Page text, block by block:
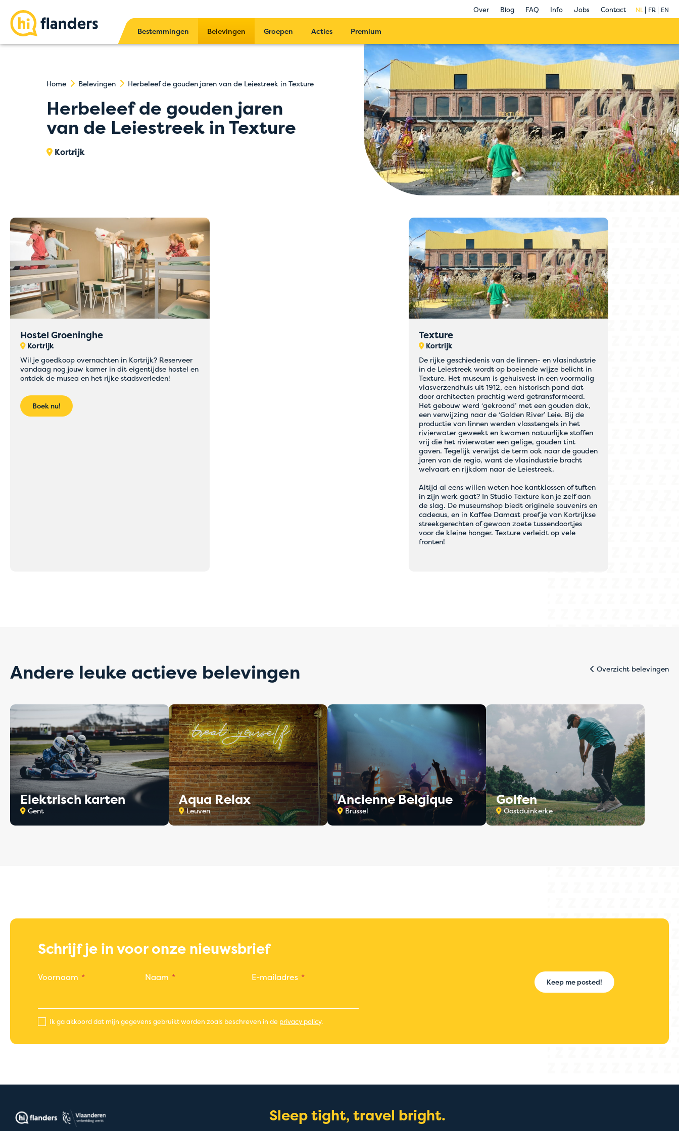
NL FR EN
Over Blog FAQ Info Jobs Contact
Bestemmingen Belevingen Groepen Acties Premium
Home Belevingen Herbeleef de gouden jaren van de Leiestreek in Texture
Herbeleef de gouden jaren
van de Leiestreek in Texture
Kortrijk
Hostel Groeninghe
Kortrijk
Wil je goedkoop overnachten in Kortrijk? Reserveer
vandaag nog jouw kamer in dit eigentijdse hostel en
ontdek de musea en het rijke stadsverleden!
Boek nu!
Texture
Kortrijk
De rijke geschiedenis van de linnen- en vlasindustrie
in de Leiestreek wordt op boeiende wijze belicht in
Texture. Het museum is gehuisvest in een voormalig
vlasverzendhuis uit 1912, een historisch pand dat
door architecten prachtig werd getransformeerd.
Het gebouw werd ‘gekroond’ met een gouden dak,
een verwijzing naar de ‘Golden River’ Leie. Bij de
productie van linnen werden vlasstengels in het
rivierwater geweekt en kwamen natuurlijke stoffen
vrij die het rivierwater een gelige, gouden tint
gaven. Tegelijk verwijst de term ook naar de gouden
jaren van de regio, want de vlasindustrie bracht
welvaart en rijkdom naar de Leiestreek.
Altijd al eens willen weten hoe kantklossen of tuften
in zijn werk gaat? In Studio Texture kan je zelf aan
de slag. De museumshop biedt originele souvenirs en
cadeaus, en in Kaffee Damast proef je van Kortrijkse
streekgerechten of gewoon zoete tussendoortjes
voor de kleine honger. Texture verleidt op vele
fronten!
Andere leuke actieve belevingen Overzicht belevingen
Elektrisch karten
Gent
Aqua Relax
Leuven
Ancienne Belgique
Brussel
Golfen
Oostduinkerke
Tijdelijke problemen met online
Boek voorlopig rechtstreeks bij het hostel van je keuze via mail of telefoon
Onze medewerkers helpen je graag verder en zorgen ervoor dat je boeking snel en correct wordt
Schrijf je in voor onze nieuwsbrief
Voornaam Naam E-mailadres Keep me posted!
Ik ga akkoord dat mijn gegevens gebruikt worden zoals beschreven in de privacy policy.
Sleep tight, travel bright.